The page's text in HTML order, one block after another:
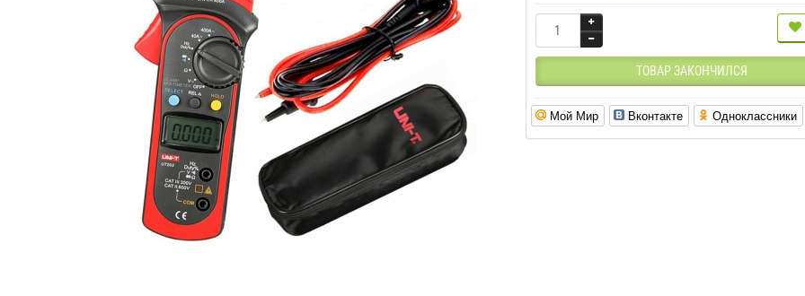
ТОВАР ЗАКОНЧИЛСЯ
Мой Мир Вконтакте Одноклассники